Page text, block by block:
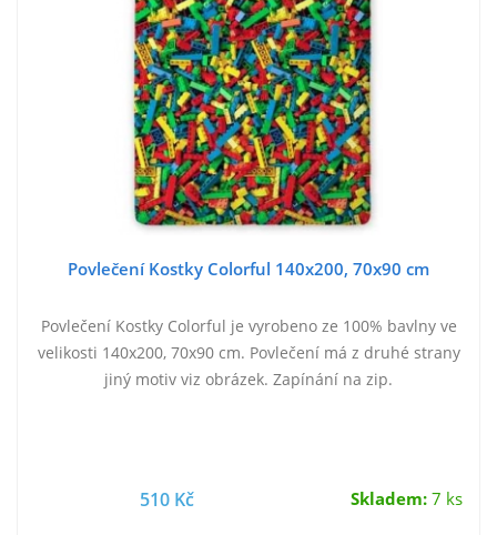
Povlečení Kostky Colorful 140x200, 70x90 cm
Povlečení Kostky Colorful je vyrobeno ze 100% bavlny ve
velikosti 140x200, 70x90 cm. Povlečení má z druhé strany
jiný motiv viz obrázek. Zapínání na zip.
510 Kč Skladem:7 ks